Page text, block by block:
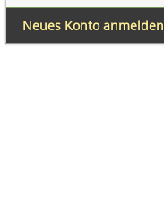
Neues Konto anmelden